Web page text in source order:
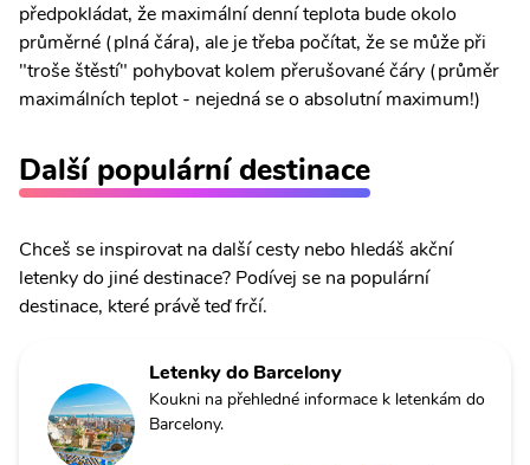
předpokládat, že maximální denní teplota bude okolo
průměrné (plná čára), ale je třeba počítat, že se může při
"troše štěstí" pohybovat kolem přerušované čáry (průměr
maximálních teplot - nejedná se o absolutní maximum!)
Další populární destinace
Chceš se inspirovat na další cesty nebo hledáš akční
letenky do jiné destinace? Podívej se na populární
destinace, které právě teď frčí.
Letenky do Barcelony
Koukni na přehledné informace k letenkám do
Barcelony.